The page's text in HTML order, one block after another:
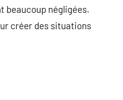
beaucoup négligées.
créer des situations